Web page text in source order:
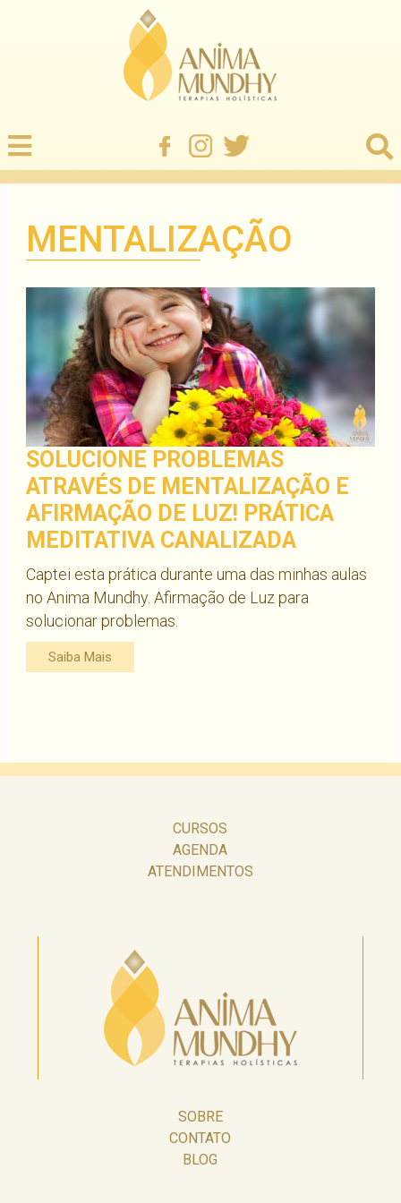
MENTALIZAÇÃO
SOLUCIONE PROBLEMAS
ATRAVÉS DE MENTALIZAÇÃO E
AFIRMAÇÃO DE LUZ! PRÁTICA
MEDITATIVA CANALIZADA
Captei esta prática durante uma das minhas aulas
no Anima Mundhy. Afirmação de Luz para
solucionar problemas.
Saiba Mais
CURSOS
AGENDA
ATENDIMENTOS
SOBRE
CONTATO
BLOG